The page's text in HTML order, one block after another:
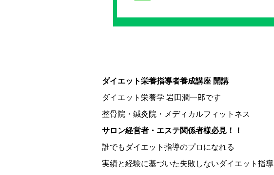
ダイエット栄養指導者養成講座 開講
ダイエット栄養学 岩田潤一郎です
整骨院・鍼灸院・メディカルフィットネス
サロン経営者・エステ関係者様必見！！
誰でもダイエット指導のプロになれる
実績と経験に基づいた失敗しないダイエット指導